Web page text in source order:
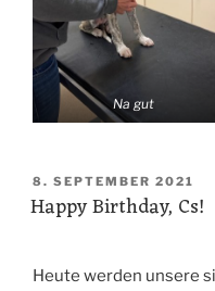
Na gut
VERÖFFENTLICHT
AM
8. SEPTEMBER 2021
Happy Birthday, Cs!
Heute werden unsere